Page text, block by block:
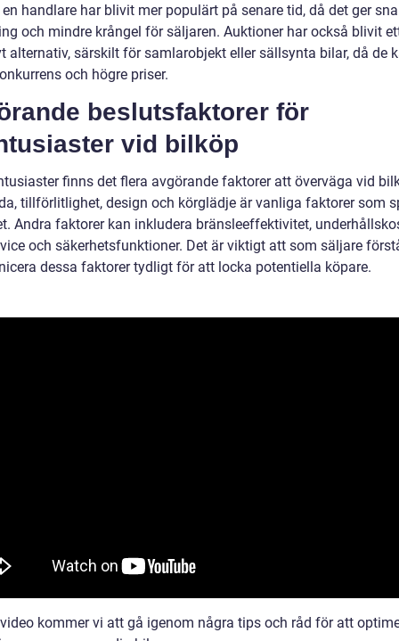
handlare har blivit mer populärt på senare tid, då det ger
och mindre krångel för säljaren. Auktioner har också blivit
alternativ, särskilt för samlarobjekt eller sällsynta bilar, då de
och högre priser.
beslutsfaktorer för
vid bilköp
finns det flera avgörande faktorer att överväga vid
tillförlitlighet, design och körglädje är vanliga faktorer som
Andra faktorer kan inkludera bränsleeffektivitet,
och säkerhetsfunktioner. Det är viktigt att som säljare
dessa faktorer tydligt för att locka potentiella köpare.
kommer vi att gå igenom några tips och råd för att